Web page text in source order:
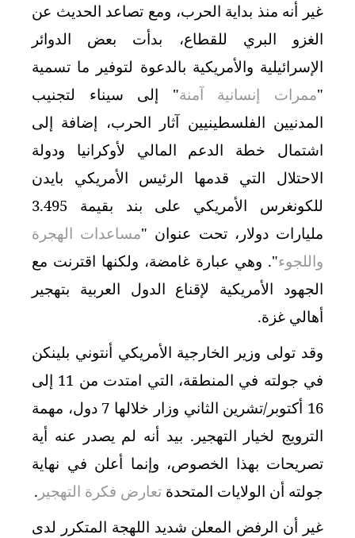
غير أنه منذ بداية الحرب، ومع تصاعد الحديث عن
الغزو البري للقطاع، بدأت بعض الدوائر
الإسرائيلية والأمريكية بالدعوة لتوفير ما تسمية
"ممرات إنسانية آمنة" إلى سيناء لتجنيب
المدنيين الفلسطينيين آثار الحرب، إضافة إلى
اشتمال خطة الدعم المالي لأوكرانيا ودولة
الاحتلال التي قدمها الرئيس الأمريكي بايدن
للكونغرس الأمريكي على بند بقيمة 3.495
مليارات دولار، تحت عنوان "مساعدات الهجرة
واللجوء". وهي عبارة غامضة، ولكنها اقترنت مع
الجهود الأمريكية لإقناع الدول العربية بتهجير
أهالي غزة.
وقد تولى وزير الخارجية الأمريكي أنتوني بلينكن
في جولته في المنطقة، التي امتدت من 11 إلى
16 أكتوبر/تشرين الثاني وزار خلالها 7 دول، مهمة
الترويج لخيار التهجير. بيد أنه لم يصدر عنه أية
تصريحات بهذا الخصوص، وإنما أعلن في نهاية
جولته أن الولايات المتحدة تعارض فكرة التهجير .
غير أن الرفض المعلن شديد اللهجة المتكرر لدى